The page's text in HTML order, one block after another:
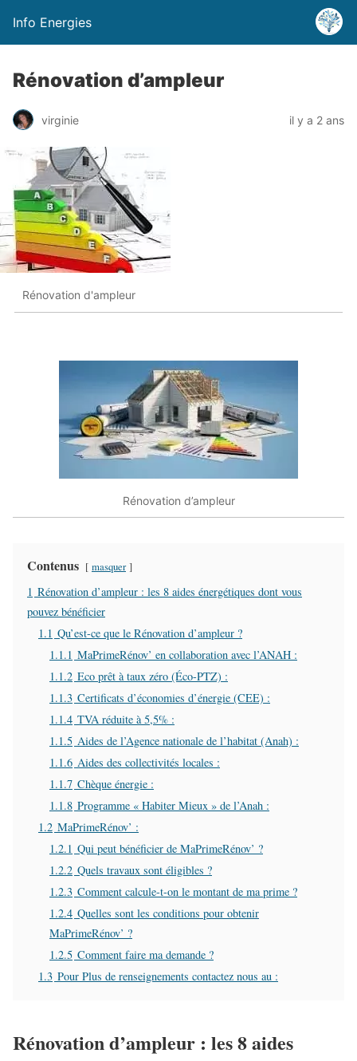
Info Energies
Rénovation d’ampleur
virginie il y a 2 ans
Rénovation d'ampleur
Rénovation d’ampleur
Contenus masquer
1 Rénovation d’ampleur : les 8 aides énergétiques dont vous
pouvez bénéficier
1.1 Qu’est-ce que le Rénovation d’ampleur ?
1.1.1 MaPrimeRénov’ en collaboration avec l’ANAH :
1.1.2 Eco prêt à taux zéro (Éco-PTZ) :
1.1.3 Certificats d’économies d’énergie (CEE) :
1.1.4 TVA réduite à 5,5% :
1.1.5 Aides de l’Agence nationale de l’habitat (Anah) :
1.1.6 Aides des collectivités locales :
1.1.7 Chèque énergie :
1.1.8 Programme « Habiter Mieux » de l’Anah :
1.2 MaPrimeRénov’ :
1.2.1 Qui peut bénéficier de MaPrimeRénov’ ?
1.2.2 Quels travaux sont éligibles ?
1.2.3 Comment calcule-t-on le montant de ma prime ?
1.2.4 Quelles sont les conditions pour obtenir
MaPrimeRénov’ ?
1.2.5 Comment faire ma demande ?
1.3 Pour Plus de renseignements contactez nous au :
Rénovation d’ampleur : les 8 aides